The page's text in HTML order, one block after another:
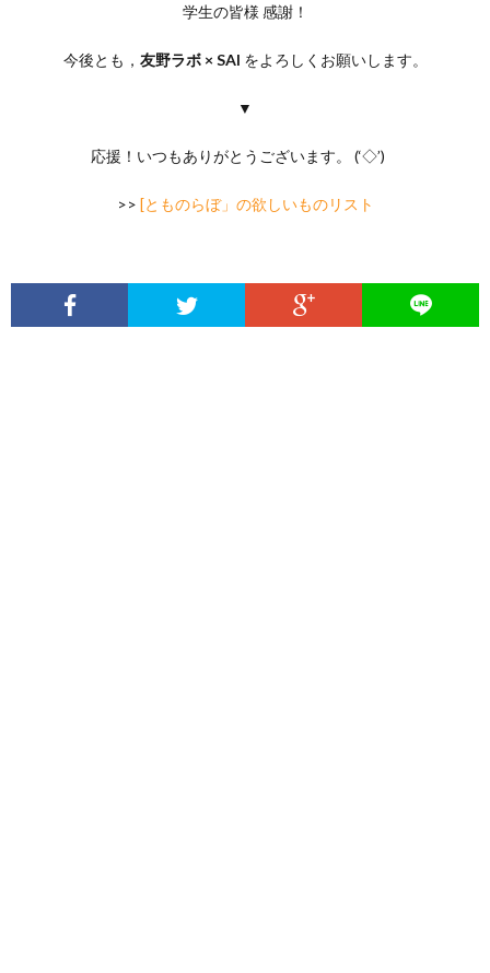
学生の皆様 感謝！
今後とも， 友野ラボ × SAI をよろしくお願いします。
▼
応援！いつもありがとうございます。 (‘◇’)ゞ
>> [とものらぼ」の欲しいものリスト